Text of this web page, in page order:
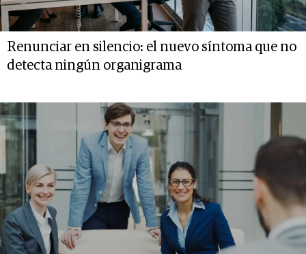
Renunciar en silencio: el nuevo síntoma que no
detecta ningún organigrama